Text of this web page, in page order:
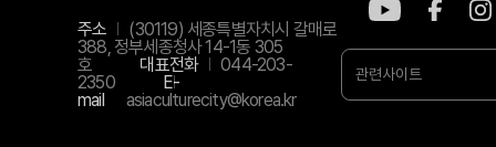
주소
(30119) 세종특별자치시 갈매로
388, 정부세종청사 14-1동 305
호
대표전화
044-203-
2350
E-
mail
asiaculturecity@korea.kr
관련사이트